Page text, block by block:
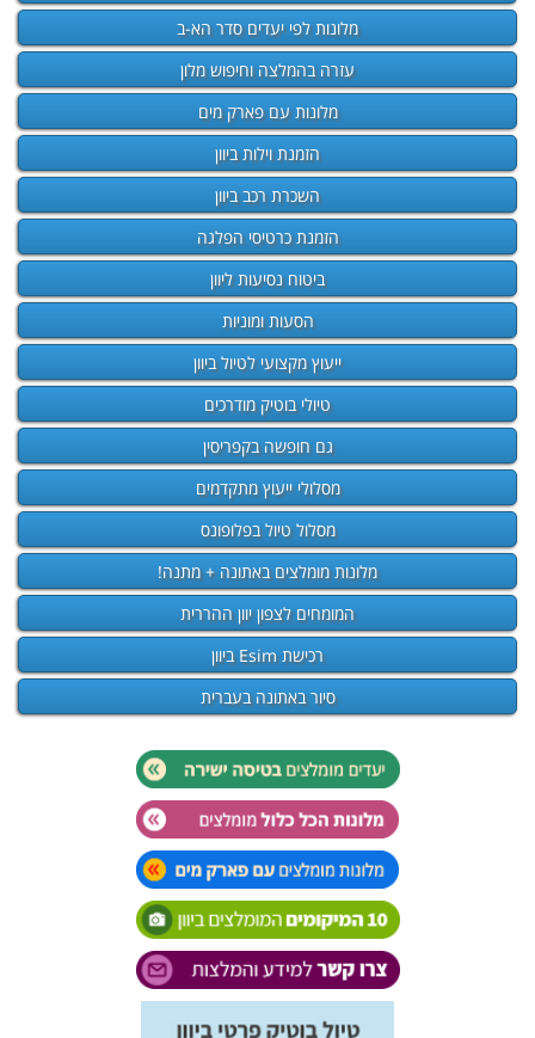
מלונות לפי יעדים סדר הא-ב
עזרה בהמלצה וחיפוש מלון
מלונות עם פארק מים
הזמנת וילות ביוון
השכרת רכב ביוון
הזמנת כרטיסי הפלגה
ביטוח נסיעות ליוון
הסעות ומוניות
ייעוץ מקצועי לטיול ביוון
טיולי בוטיק מודרכים
גם חופשה בקפריסין
מסלולי ייעוץ מתקדמים
מסלול טיול בפלופונס
מלונות מומלצים באתונה + מתנה!
המומחים לצפון יוון ההררית
רכישת Esim ביוון
סיור באתונה בעברית